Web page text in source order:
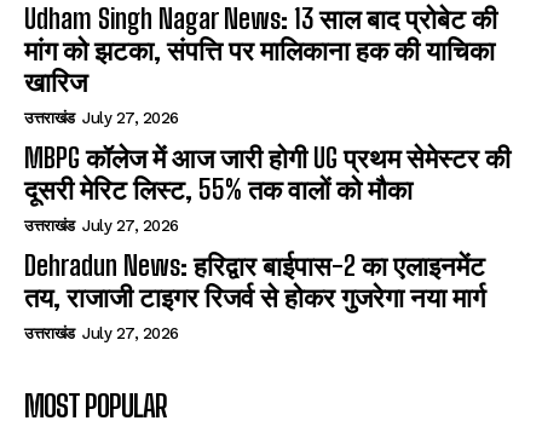
Udham Singh Nagar News: 13 साल बाद प्रोबेट की
मांग को झटका, संपत्ति पर मालिकाना हक की याचिका
खारिज
उत्तराखंड July 27, 2026
MBPG कॉलेज में आज जारी होगी UG प्रथम सेमेस्टर की
दूसरी मेरिट लिस्ट, 55% तक वालों को मौका
उत्तराखंड July 27, 2026
Dehradun News: हरिद्वार बाईपास-2 का एलाइनमेंट
तय, राजाजी टाइगर रिजर्व से होकर गुजरेगा नया मार्ग
उत्तराखंड July 27, 2026
MOST POPULAR